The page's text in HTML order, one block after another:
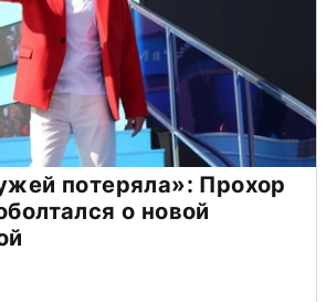
потеряла»: Прохор
о новой